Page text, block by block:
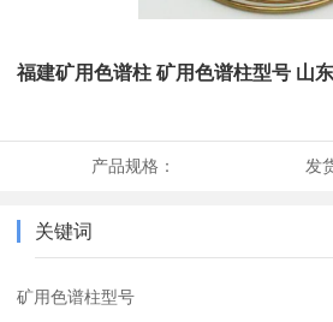
福建矿用色谱柱 矿用色谱柱型号 山
产品规格： 发
关键词
矿用色谱柱型号